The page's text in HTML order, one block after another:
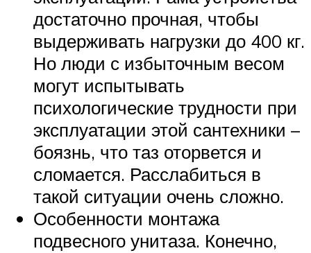
достаточно прочная, чтобы
выдерживать нагрузки до 400 кг.
Но люди с избыточным весом
могут испытывать
психологические трудности при
эксплуатации этой сантехники –
боязнь, что таз оторвется и
сломается. Расслабиться в
такой ситуации очень сложно.
Особенности монтажа
подвесного унитаза. Конечно,